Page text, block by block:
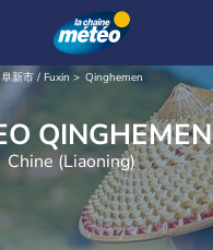
阜新市 / Fuxin Qinghemen
METEO QINGHEMEN
Chine (Liaoning)